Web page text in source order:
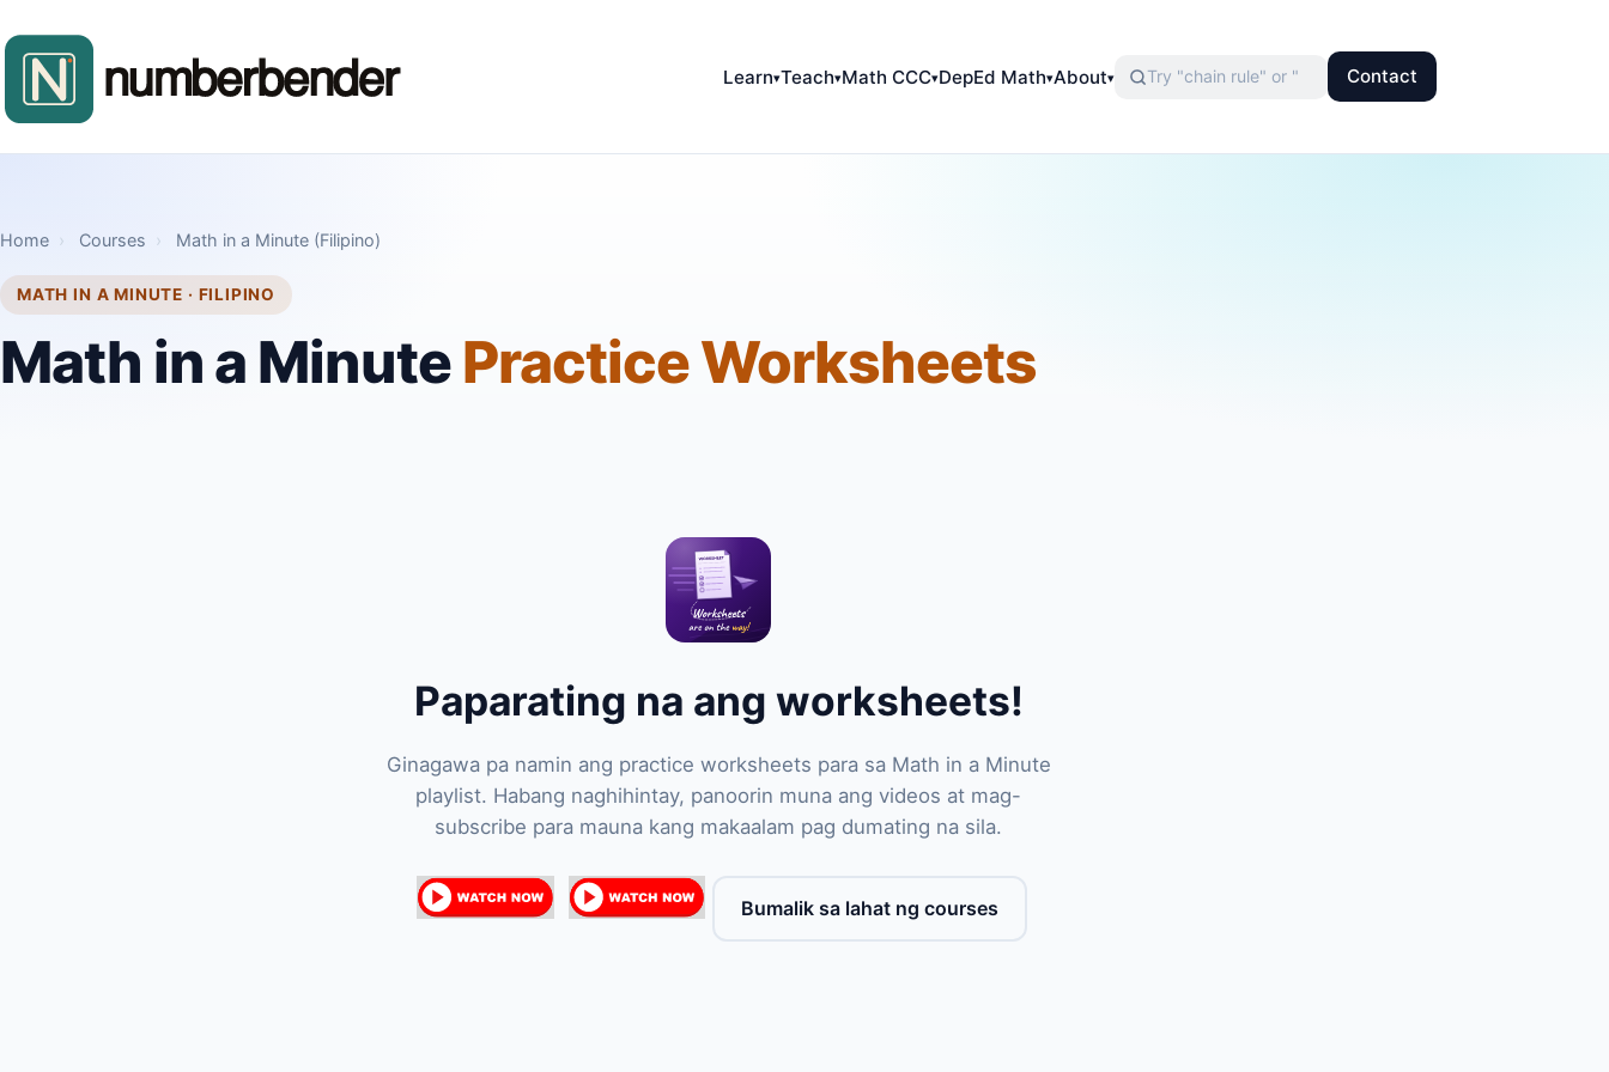
Learn▾Teach▾Math CCC▾DepEd Math▾About▾ Contact
Home › Courses › Math in a Minute (Filipino)
MATH IN A MINUTE · FILIPINO
Math in a MinutePractice Worksheets
Paparating na ang worksheets!
Ginagawa pa namin ang practice worksheets para sa Math in a Minute
playlist. Habang naghihintay, panoorin muna ang videos at mag-
subscribe para mauna kang makaalam pag dumating na sila.
Bumalik sa lahat ng courses